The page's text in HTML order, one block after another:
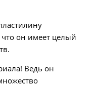
он имеет целый
Ведь он